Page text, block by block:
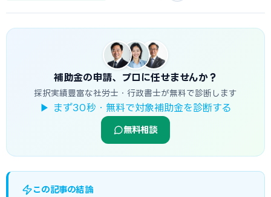
補助金の申請、プロに任せませんか？
採択実績豊富な社労士・行政書士が無料で診断します
▶ まず30秒・無料で対象補助金を診断する
無料相談
この記事の結論